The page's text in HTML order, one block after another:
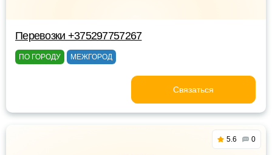
Перевозки +375297757267
ПО ГОРОДУ МЕЖГОРОД
Связаться
5.6 0